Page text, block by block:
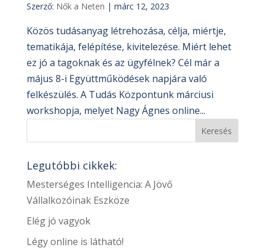
Szerző: Nők a Neten | márc 12, 2023
Közös tudásanyag létrehozása, célja, miértje,
tematikája, felépítése, kivitelezése. Miért lehet
ez jó a tagoknak és az ügyfélnek? Cél már a
május 8-i Együttműködések napjára való
felkészülés. A Tudás Központunk márciusi
workshopja, melyet Nagy Ágnes online...
Legutóbbi cikkek:
Mesterséges Intelligencia: A Jövő
Vállalkozóinak Eszköze
Elég jó vagyok
Légy online is látható!